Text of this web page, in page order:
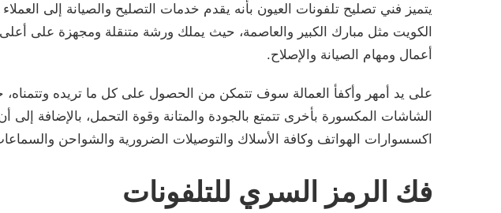
يتميز فني تصليح تلفونات العيون بأنه يقدم خدمات التصليح والصيانة إلى
الكويت مثل مبارك الكبير والعاصمة، حيث يملك ورشة متنقلة ومجهزة على
أعمال ومهام الصيانة والإصلاح.
على يد أمهر وأكفأ العمالة سوف تتمكن من الحصول على كل ما تريده
الشاشات المكسورة بأخرى تتمتع بالجودة والمتانة وقوة التحمل، بالإضافة
اكسسوارات الهواتف وكافة الأسلاك والتوصيلات الضرورية والشواحن
فك الرمز السري للتلفونات